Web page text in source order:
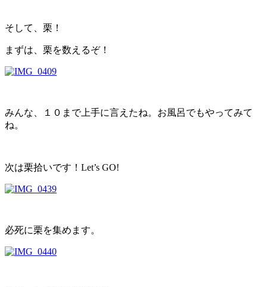
そして、栗！
まずは、栗を数えるぞ！
みんな、１０まで上手に言えたね。お風呂でもやってみて
ね。
次は栗拾いです！Let’s GO!
必死に栗を集めます。